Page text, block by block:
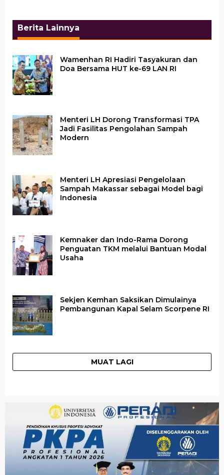
Berita Lainnya
Wamenhan RI Hadiri Tasyakuran dan
Doa Bersama HUT ke-69 LAN RI
Menteri LH Dorong Transformasi TPA
Jadi Fasilitas Pengolahan Sampah
Modern
Menteri LH Apresiasi Pengelolaan
Sampah Makassar sebagai Model bagi
Indonesia
Kemnaker dan Indo-Rama Dorong
Penguatan TKM melalui Bantuan Modal
Usaha
Sekjen Kemhan Saksikan Dimulainya
Pembangunan Kapal Selam Scorpene RI